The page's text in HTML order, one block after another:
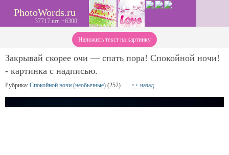
PhotoWords.ru
37717 шт. +6300
Наложить текст на картинку
Закрывай скорее очи — спать пора! Спокойной ночи!
- картинка с надписью.
Рубрика: Спокойной ночи (необычные) (252) << назад